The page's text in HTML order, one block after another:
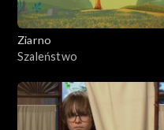
Ziarno
Szaleństwo